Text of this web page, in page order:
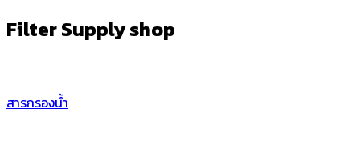
Filter Supplyshop
สารกรองน้ำ